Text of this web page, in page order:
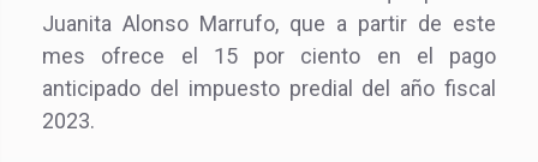
Juanita Alonso Marrufo, que a partir de este
mes ofrece el 15 por ciento en el pago
anticipado del impuesto predial del año fiscal
2023.